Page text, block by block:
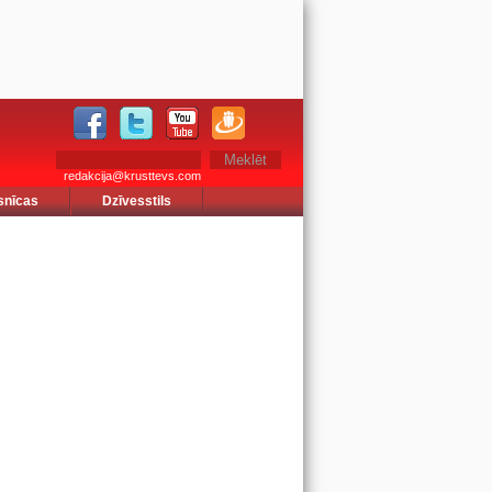
redakcija@krusttevs.com
Dzīvesstils